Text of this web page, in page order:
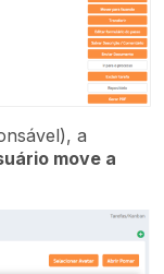
a
move a